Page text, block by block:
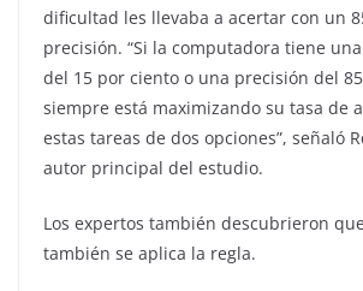
dificultad les llevaba a acertar con un
precisión. “Si la computadora tiene
del 15 por ciento o una precisión del
siempre está maximizando su tasa de
estas tareas de dos opciones”, señaló
autor principal del estudio.
Los expertos también descubrieron
también se aplica la regla.